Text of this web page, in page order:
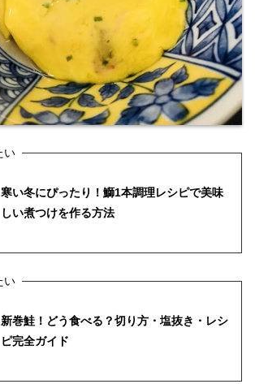
寒い冬にぴったり！鰤1本調理レシピで美味
しい煮つけを作る方法
新巻鮭！どう食べる？切り方・塩抜き・レシ
ピ完全ガイド